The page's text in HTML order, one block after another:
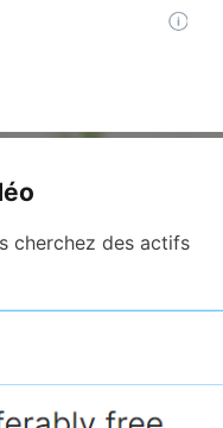
cherchez des actifs